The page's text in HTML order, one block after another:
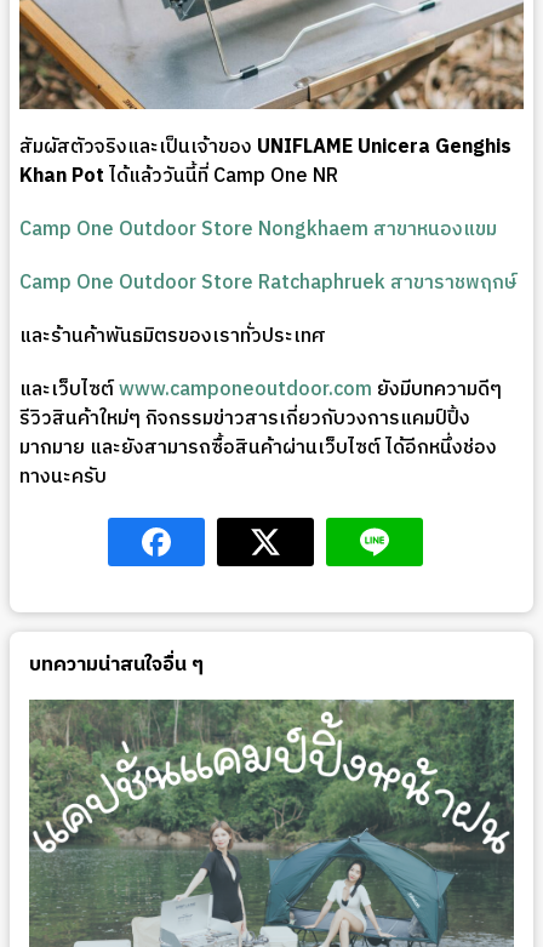
สัมผัสตัวจริงและเป็นเจ้าของ UNIFLAME Unicera Genghis
Khan Potได้แล้ววันนี้ที่ Camp One NR
Camp One Outdoor Store Nongkhaem สาขาหนองแขม
Camp One Outdoor Store Ratchaphruek สาขาราชพฤกษ์
และร้านค้าพันธมิตรของเราทั่วประเทศ
และเว็บไซต์www.camponeoutdoor.com ยังมีบทความดีๆ
รีวิวสินค้าใหม่ๆ กิจกรรมข่าวสารเกี่ยวกับวงการแคมป์ปิ้ง
มากมาย และยังสามารถซื้อสินค้าผ่านเว็บไซต์ ได้อีกหนึ่งช่อง
ทางนะครับ
บทความน่าสนใจอื่น ๆ